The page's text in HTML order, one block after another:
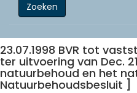
Zoeken
23.07.1998 BVR tot
ter uitvoering van Dec.
natuurbehoud en het
Natuurbehoudsbesluit ]